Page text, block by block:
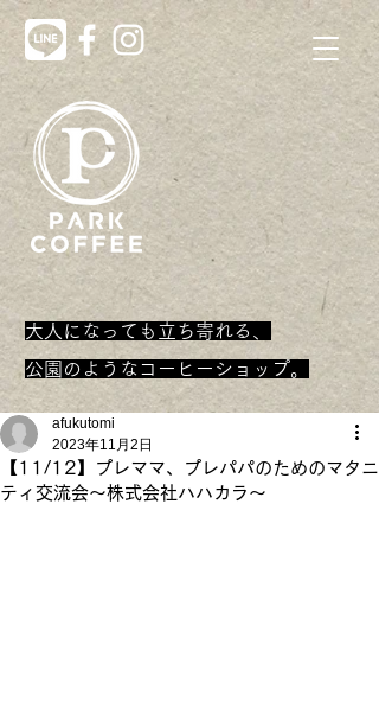
大人になっても立ち寄れる、
​公園のようなコーヒーショップ。
【11/12】プレママ、プレパパのためのマタニ
ティ交流会～株式会社ハハカラ～
afukutomi
2023年11月2日